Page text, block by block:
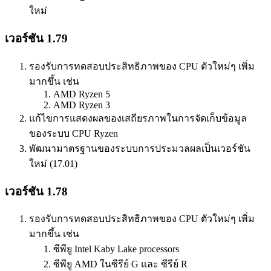
ใหม่
เวอร์ชัน 1.79
รองรับการทดสอบประสิทธิภาพของ CPU ตัวใหม่ๆ เพิ่ม
มากขึ้น เช่น
AMD Ryzen 5
AMD Ryzen 3
แก้ไขการแสดงผลของเสถียรภาพในการจัดเก็บข้อมูล
ของระบบ CPU Ryzen
พัฒนามาตรฐานของระบบการประมวลผลเป็นเวอร์ชัน
ใหม่ (17.01)
เวอร์ชัน 1.78
รองรับการทดสอบประสิทธิภาพของ CPU ตัวใหม่ๆ เพิ่ม
มากขึ้น เช่น
ซีพียู Intel Kaby Lake processors
ซีพียู AMD ในซีรีย์ G และ ซีรีย์ R